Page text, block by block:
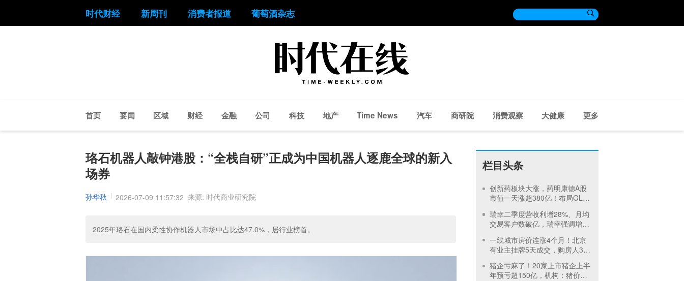
时代财经 新周刊 消费者报道 葡萄酒杂志 
首页 要闻 区域 财经 金融 公司 科技 地产 Time News 汽车 商研院 消费观察 大健康 更多
珞石机器人敲钟港股：“全栈自研”正成为中国机器人逐鹿全球的新入
场券
孙华秋 2026-07-09 11:57:32 来源: 时代商业研究院
2025年珞石在国内柔性协作机器人市场中占比达47.0%，居行业榜首。
栏目头条
创新药板块大涨，药明康德A股
市值一天涨超380亿！布局GLP-
瑞幸二季度营收利增28%、月均
交易客户数破亿，瑞幸强调增长
一线城市房价连涨4个月！北京
有业主挂牌5天成交，购房人3周
猪企亏麻了！20家上市猪企上半
年预亏超150亿，机构：猪价或